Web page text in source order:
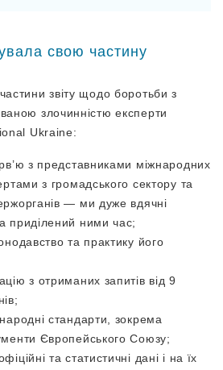
свою частину
звіту щодо боротьби з
злочинністю експерти
Ukraine:
з представниками міжнародних
з громадського сектору та
— ми дуже вдячні
приділений ними час;
та практику його
з отриманих запитів від 9
стандарти, зокрема
Європейського Союзу;
та статистичні дані і на їх